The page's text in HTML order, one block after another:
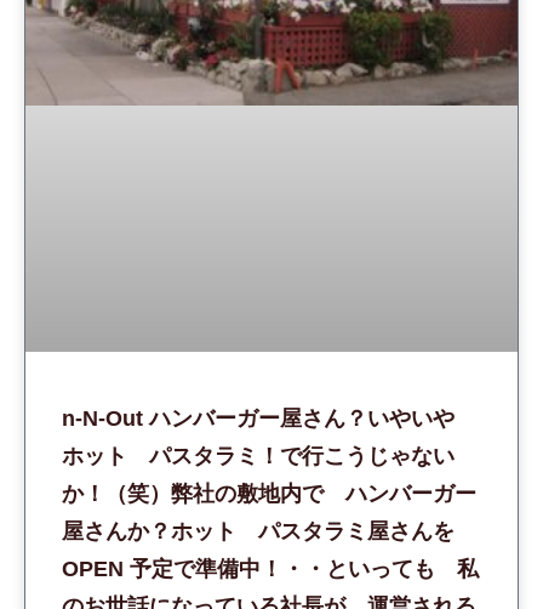
n-N-Out ハンバーガー屋さん？いやいや
ホット パスタラミ！で行こうじゃない
か！（笑）弊社の敷地内で ハンバーガー
屋さんか？ホット パスタラミ屋さんを
OPEN 予定で準備中！・・といっても 私